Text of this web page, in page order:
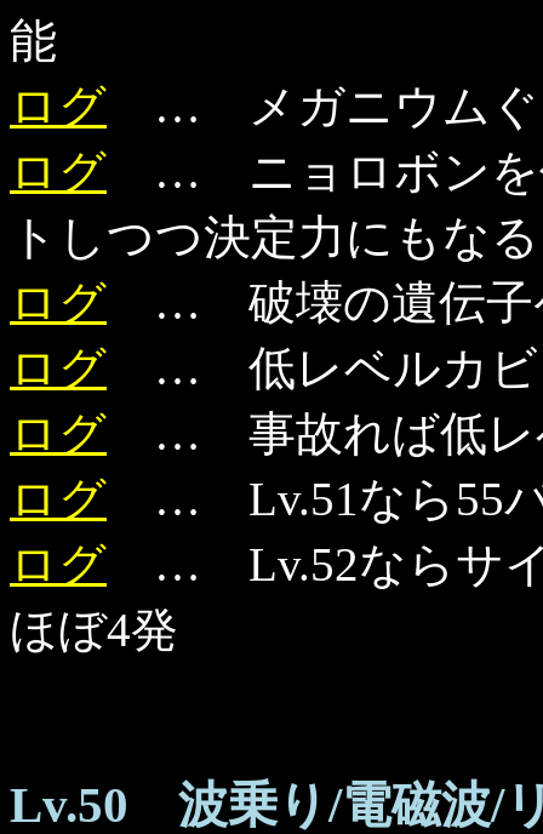
能
ログ … メガニウムぐ
ログ … ニョロボンを
トしつつ決定力にもなる
ログ … 破壊の遺伝子
ログ … 低レベルカビ
ログ … 事故れば低レ
ログ … Lv.51なら55バ
ログ … Lv.52ならサイ
ほぼ4発
Lv.50 波乗り/電磁波/